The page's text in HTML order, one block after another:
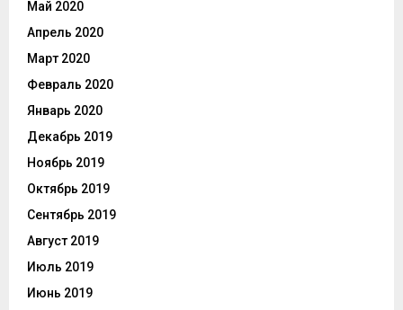
Май 2020
Апрель 2020
Март 2020
Февраль 2020
Январь 2020
Декабрь 2019
Ноябрь 2019
Октябрь 2019
Сентябрь 2019
Август 2019
Июль 2019
Июнь 2019